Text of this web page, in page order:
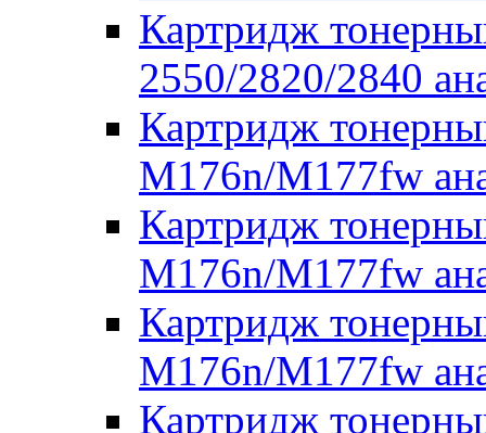
Картридж
2550/2820/2840
Картридж
M176n/M177fw
Картридж
M176n/M177fw
Картридж
M176n/M177fw
Картридж